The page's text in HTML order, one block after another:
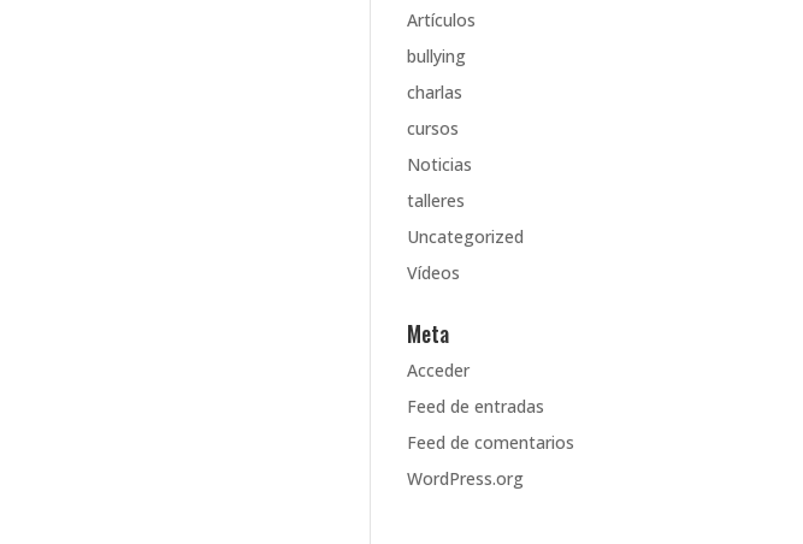
Artículos
bullying
charlas
cursos
Noticias
talleres
Uncategorized
Vídeos
Meta
Acceder
Feed de entradas
Feed de comentarios
WordPress.org